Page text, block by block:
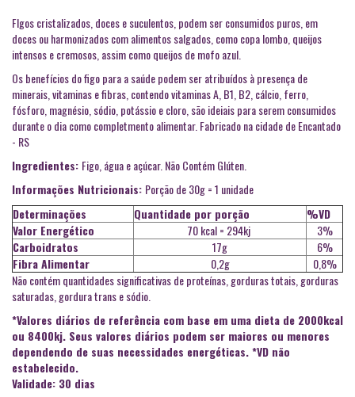
FIgos cristalizados, doces e suculentos, podem ser consumidos puros, em
doces ou harmonizados com alimentos salgados, como copa lombo, queijos
intensos e cremosos, assim como queijos de mofo azul.
Os benefícios do figo para a saúde podem ser atribuídos à presença de
minerais, vitaminas e fibras, contendo vitaminas A, B1, B2, cálcio, ferro,
fósforo, magnésio, sódio, potássio e cloro, são ideiais para serem consumidos
durante o dia como completmento alimentar. Fabricado na cidade de Encantado
- RS
Ingredientes: Figo, água e açúcar. Não Contém Glúten.
Informações Nutricionais: Porção de 30g = 1 unidade
Determinações
Quantidade por porção
%VD
Valor Energético
70 kcal = 294kj
3%
Carboidratos
17g
6%
Fibra Alimentar
0,2g
0,8%
Não contém quantidades significativas de proteínas, gorduras totais, gorduras
saturadas, gordura trans e sódio.
*Valores diários de referência com base em uma dieta de 2000kcal
ou 8400kj. Seus valores diários podem ser maiores ou menores
dependendo de suas necessidades energéticas. *VD não
estabelecido.
Validade: 30 dias